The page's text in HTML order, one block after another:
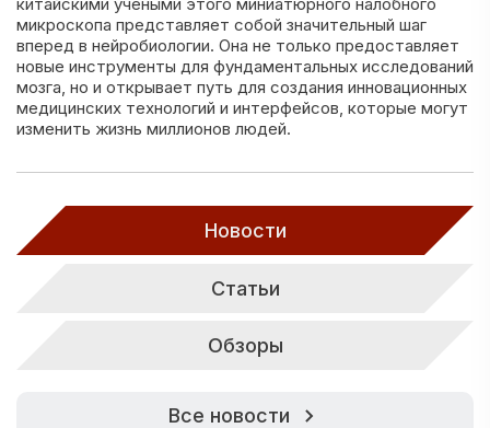
микроскопа представляет собой значительный шаг
вперед в нейробиологии. Она не только предоставляет
новые инструменты для фундаментальных исследований
мозга, но и открывает путь для создания инновационных
медицинских технологий и интерфейсов, которые могут
изменить жизнь миллионов людей.
Новости
Статьи
Обзоры
Все новости